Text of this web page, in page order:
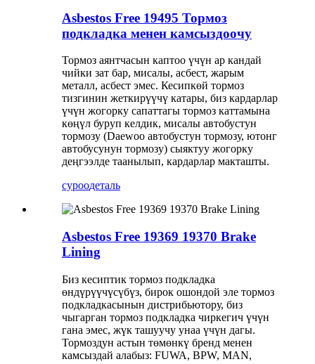
Asbestos Free 19495 Тормоз
подкладка менен камсыздоочу
Тормоз аянтчасын каптоо үчүн ар кандай
чийки зат бар, мисалы, асбест, жарым
металл, асбест эмес. Кесипкөй тормоз
тизгинин жеткирүүчү катары, биз кардарлар
үчүн жогорку сапаттагы тормоз каттамына
көңүл буруп келдик, мисалы автобустун
тормозу (Daewoo автобустун тормозу, ютонг
автобусунун тормозу) сыяктуу жогорку
деңгээлде таанылып, кардарлар макташты.
суроодеталь
Asbestos Free 19369 19370 Brake
Lining
Биз кесиптик тормоз подкладка
өндүрүүчүсүбүз, бирок ошондой эле тормоз
подкладкасынын дистрибьютору, биз
чыгарган тормоз подкладка чиркегич үчүн
гана эмес, жүк ташуучу унаа үчүн дагы.
Тормоздун астын төмөнкү бренд менен
камсыздай алабыз: FUWA, BPW, MAN,